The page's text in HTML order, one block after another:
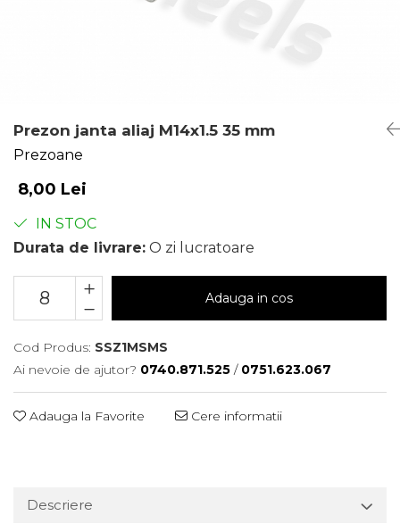
Prezon janta aliaj M14x1.5 35 mm
Prezoane
8,00 Lei
IN STOC
Durata de livrare: O zi lucratoare
Adauga in cos
Cod Produs: SSZ1MSMS
Ai nevoie de ajutor? 0740.871.525 / 0751.623.067
Adauga la Favorite Cere informatii
Descriere